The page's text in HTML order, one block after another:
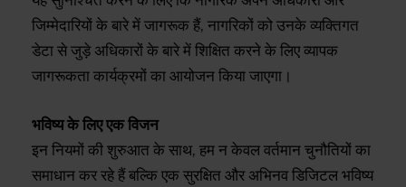
जिम्मेदारियों के बारे में जागरूक हैं, नागरिकों को उनके व्यक्तिगत
डेटा से जुड़े अधिकारों के बारे में शिक्षित करने के लिए व्यापक
जागरूकता कार्यक्रमों का आयोजन किया जाएगा।
भविष्य के लिए एक विजन
इन नियमों की शुरुआत के साथ, हम न केवल वर्तमान चुनौतियों का
समाधान कर रहे हैं बल्कि एक सुरक्षित और अभिनव डिजिटल भविष्य